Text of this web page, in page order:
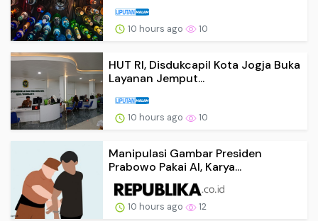
10 hours ago 10
HUT RI, Disdukcapil Kota Jogja Buka
Layanan Jemput...
10 hours ago 10
Manipulasi Gambar Presiden
Prabowo Pakai AI, Karya...
10 hours ago 12